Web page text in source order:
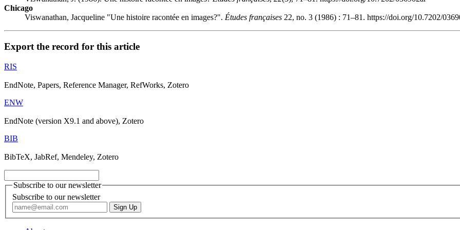
Chicago
Viswanathan, Jacqueline "Une histoire racontée en images?". Études françaises 22, no. 3 (1986) : 71–81. https://doi.org/10.7202/
Export the record for this article
RIS
EndNote, Papers, Reference Manager, RefWorks, Zotero
ENW
EndNote (version X9.1 and above), Zotero
BIB
BibTeX, JabRef, Mendeley, Zotero
Subscribe to our newsletter
Subscribe to our newsletter